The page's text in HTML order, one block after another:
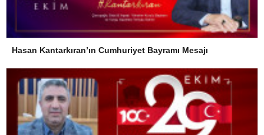
Hasan Kantarkıran’ın Cumhuriyet Bayramı Mesajı